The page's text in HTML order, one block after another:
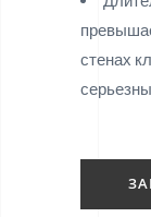
стенах